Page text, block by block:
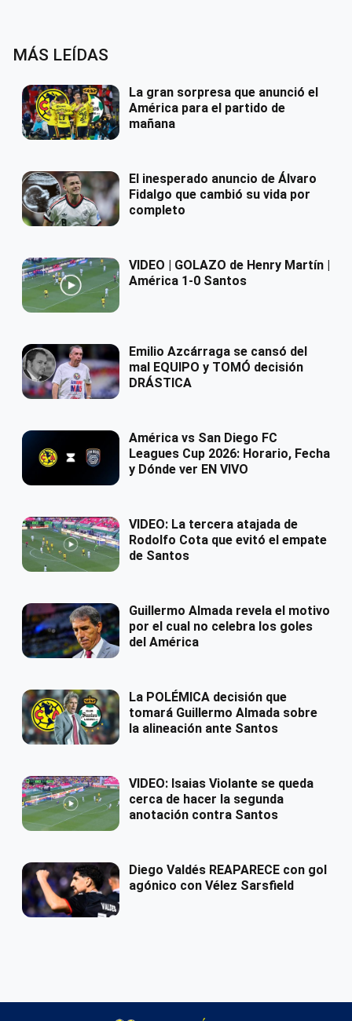
MÁS LEÍDAS
La gran sorpresa que anunció el
América para el partido de
mañana
El inesperado anuncio de Álvaro
Fidalgo que cambió su vida por
completo
VIDEO | GOLAZO de Henry Martín |
América 1-0 Santos
Emilio Azcárraga se cansó del
mal EQUIPO y TOMÓ decisión
DRÁSTICA
América vs San Diego FC
Leagues Cup 2026: Horario, Fecha
y Dónde ver EN VIVO
VIDEO: La tercera atajada de
Rodolfo Cota que evitó el empate
de Santos
Guillermo Almada revela el motivo
por el cual no celebra los goles
del América
La POLÉMICA decisión que
tomará Guillermo Almada sobre
la alineación ante Santos
VIDEO: Isaias Violante se queda
cerca de hacer la segunda
anotación contra Santos
Diego Valdés REAPARECE con gol
agónico con Vélez Sarsfield